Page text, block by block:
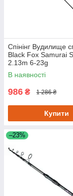
Спінінг Вудилище
Black Fox Samurai
2.13m 6-23g
В наявності
986 ₴ 1 286 ₴
Купити
–23%